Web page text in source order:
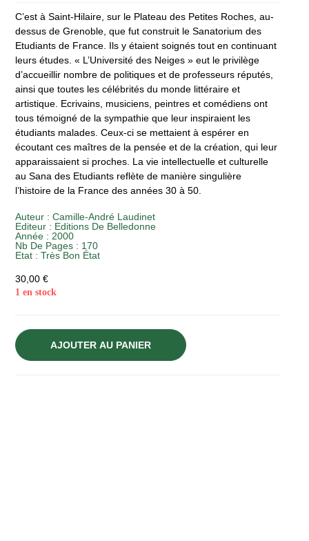
C’est à Saint-Hilaire, sur le Plateau des Petites Roches, au-
dessus de Grenoble, que fut construit le Sanatorium des
Etudiants de France. Ils y étaient soignés tout en continuant
leurs études. « L’Université des Neiges » eut le privilège
d’accueillir nombre de politiques et de professeurs réputés,
ainsi que toutes les célébrités du monde littéraire et
artistique. Ecrivains, musiciens, peintres et comédiens ont
tous témoigné de la sympathie que leur inspiraient les
étudiants malades. Ceux-ci se mettaient à espérer en
écoutant ces maîtres de la pensée et de la création, qui leur
apparaissaient si proches. La vie intellectuelle et culturelle
au Sana des Etudiants reflète de manière singulière
l’histoire de la France des années 30 à 50.
Auteur :Camille-André Laudinet
Editeur : Editions De Belledonne
Année : 2000
Nb De Pages : 170
Etat :Très Bon État
30,00€
1 en stock
AJOUTER AU PANIER